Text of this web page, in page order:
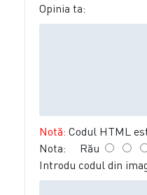
Opinia ta:
Notă: Codul HTML
Nota: Rău
Introdu codul din